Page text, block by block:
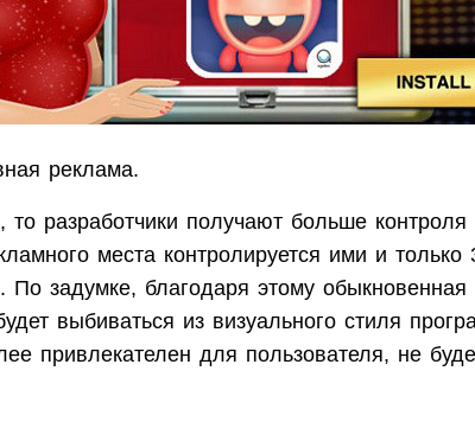
реклама.
то разработчики получают больше
места контролируется ими и только
По задумке, благодаря этому обыкновенная
выбиваться из визуального стиля
привлекателен для пользователя, не